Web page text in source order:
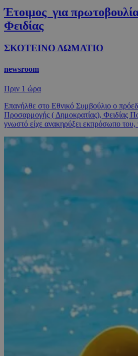
Έτοιμος για
Φειδίας
ΣΚΟΤΕΙΝΟ ΔΩΜΑΤΙΟ
newsroom
Πριν 1 ώρα
Επανήλθε στο Εθνικό Συμβούλιο ο
Προσαρμογής ( Δημοκρατίας), Φειδίας
γνωστό είχε ανακηρύξει εκπρόσωπο